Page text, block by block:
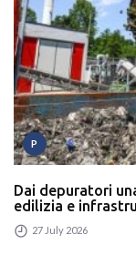
P
Dai depuratori
edilizia e
27 July 2026